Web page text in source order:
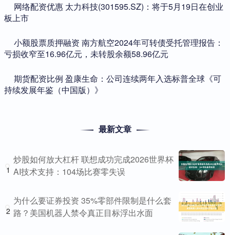
​网络配资优惠 太力科技(301595.SZ)：将于5月19日在创业
板上市
​小额股票质押融资 南方航空2024年可转债受托管理报告：
亏损收窄至16.96亿元，未转股余额58.96亿元
​期货配资比例 盈康生命：公司连续两年入选标普全球《可
持续发展年鉴（中国版）》
最新文章
1
炒股如何放大杠杆 联想成功完成2026世界杯
AI技术支持：104场比赛零失误
2
为什么要证券投资 35%零部件限制是什么套
路？美国机器人禁令真正目标浮出水面